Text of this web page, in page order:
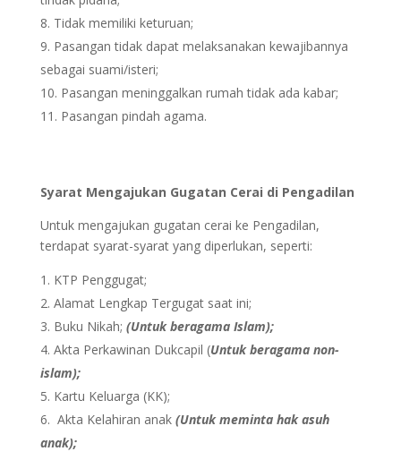
Tidak memiliki keturuan;
Pasangan tidak dapat melaksanakan kewajibannya
sebagai suami/isteri;
Pasangan meninggalkan rumah tidak ada kabar;
Pasangan pindah agama.
Syarat Mengajukan Gugatan Cerai di Pengadilan
Untuk mengajukan gugatan cerai ke Pengadilan,
terdapat syarat-syarat yang diperlukan, seperti:
KTP Penggugat;
Alamat Lengkap Tergugat saat ini;
Buku Nikah; (Untuk beragama Islam);
Akta Perkawinan Dukcapil (Untuk beragama non-
islam);
Kartu Keluarga (KK);
Akta Kelahiran anak(Untuk meminta hak asuh
anak);